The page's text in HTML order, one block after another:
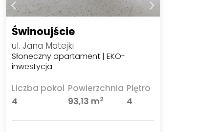
Świnoujście
ul. Jana Matejki
Słoneczny apartament | EKO-
inwestycja
Liczba pokoi
4
Powierzchnia
93,13 m2
Piętro
4